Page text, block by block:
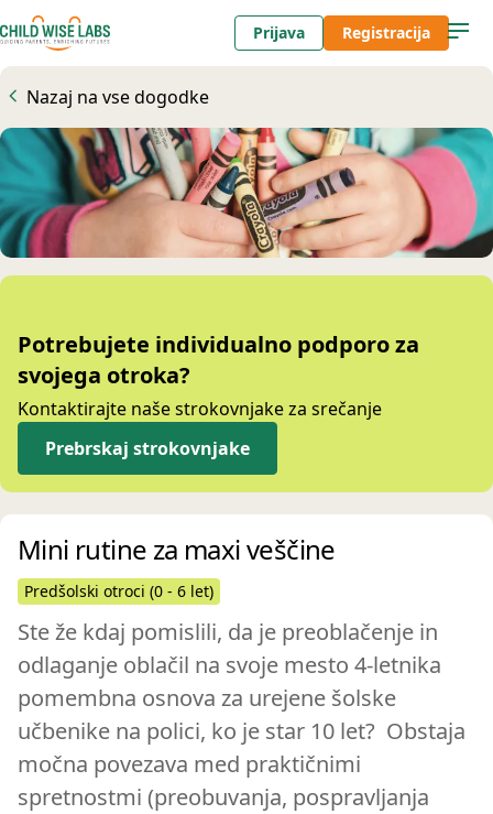
Prijava Registracija
Nazaj na vse dogodke
Potrebujete individualno podporo za
svojega otroka?
Kontaktirajte naše strokovnjake za srečanje
Prebrskaj strokovnjake
Mini rutine za maxi veščine
Predšolski otroci (0 - 6 let)
Ste že kdaj pomislili, da je preoblačenje in
odlaganje oblačil na svoje mesto 4-letnika
pomembna osnova za urejene šolske
učbenike na polici, ko je star 10 let? Obstaja
močna povezava med praktičnimi
spretnostmi (preobuvanja, pospravljanja